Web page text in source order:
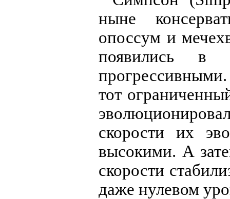
ныне
опоссум и
появились в
прогрессивными.
тот
скорости их
высокими. А
скорости
даже нулевом